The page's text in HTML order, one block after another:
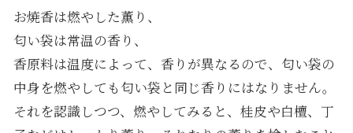
お焼香は燃やした薫り、
匂い袋は常温の香り、
香原料は温度によって、香りが異なるので、匂い袋の
中身を燃やしても匂い袋と同じ香りにはなりません。
それを認識しつつ、燃やしてみると、桂皮や白檀、丁